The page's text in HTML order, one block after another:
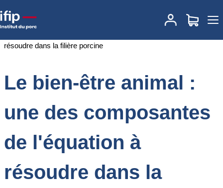
Accueil
Le bien-être animal : une des
composantes de l'équation à résoudre dans la filière porcine
Le bien-être animal :
une des composantes
de l'équation à
résoudre dans la